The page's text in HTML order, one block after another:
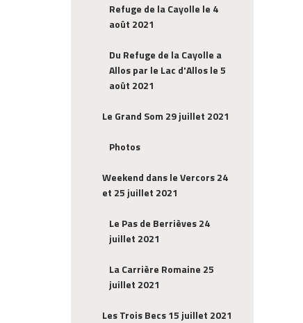
Refuge de la Cayolle le 4
août 2021
Du Refuge de la Cayolle a
Allos par le Lac d'Allos le 5
août 2021
Le Grand Som 29 juillet 2021
Photos
Weekend dans le Vercors 24
et 25 juillet 2021
Le Pas de Berrièves 24
juillet 2021
La Carrière Romaine 25
juillet 2021
Les Trois Becs 15 juillet 2021